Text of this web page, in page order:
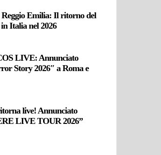
Reggio Emilia: Il ritorno del
Italia nel 2026
LIVE: Annunciato
Story 2026″ a Roma e
live! Annunciato
LIVE TOUR 2026”